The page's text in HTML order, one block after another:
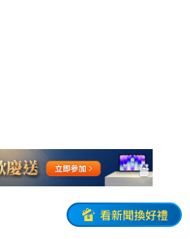
看新聞換好禮